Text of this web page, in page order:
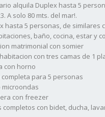
alquila Duplex hasta 5
A solo 80 mts. del mar!.
hasta 5 personas, de similares
baño, cocina, estar y
matrimonial con somier
con tres camas de 1
con horno
para 5 personas
con freezer
completos con bidet, ducha,